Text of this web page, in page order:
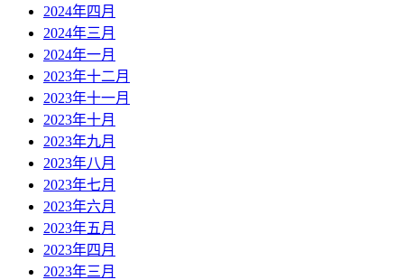
2024年四月
2024年三月
2024年一月
2023年十二月
2023年十一月
2023年十月
2023年九月
2023年八月
2023年七月
2023年六月
2023年五月
2023年四月
2023年三月